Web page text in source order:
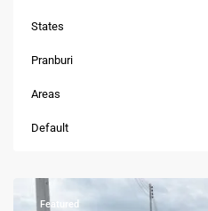
States
Pranburi
Areas
Default
ปากน้ำ
-
Featured